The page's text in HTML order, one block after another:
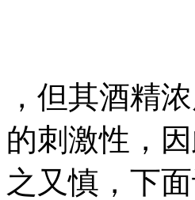
，但其酒精
的刺激性，
之又慎，下